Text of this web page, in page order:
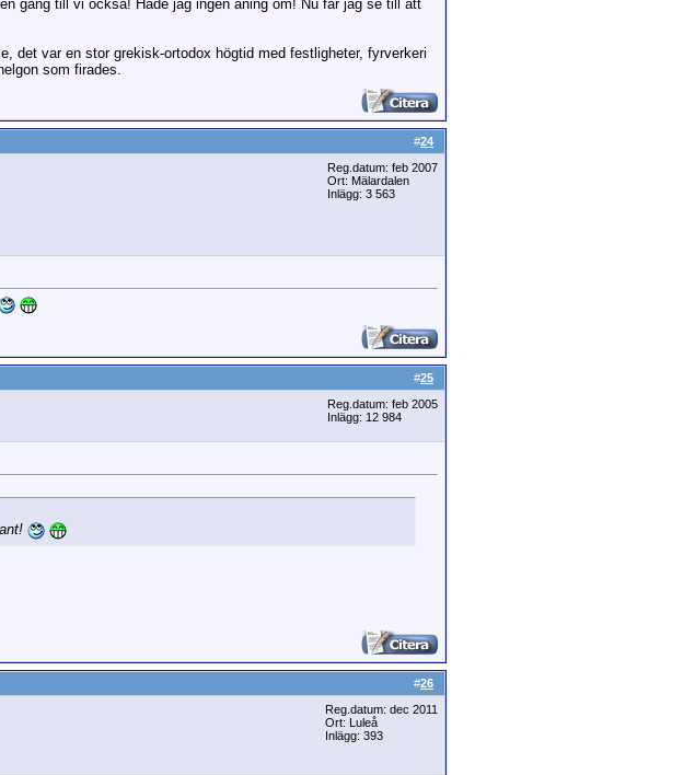
gång till vi också! Hade jag ingen aning om! Nu får jag se till att
det var en stor grekisk-ortodox högtid med festligheter, fyrverkeri
som firades.
#24
Reg.datum: feb 2007
Ort: Mälardalen
Inlägg: 3 563
#25
Reg.datum: feb 2005
Inlägg: 12 984
#26
Reg.datum: dec 2011
Ort: Luleå
Inlägg: 393